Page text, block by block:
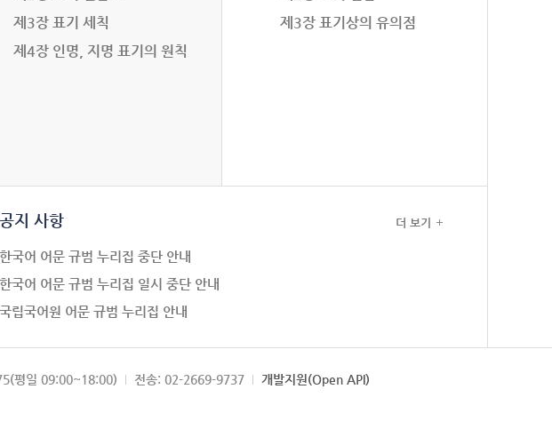
제3장 표기 세칙
제4장 인명, 지명 표기의 원칙
제3장 표기상의 유의점
공지 사항
한국어 어문 규범 누리집 중단 안내
한국어 어문 규범 누리집 일시 중단 안내
국립국어원 어문 규범 누리집 안내
더 보기
평일 09:00~18:00) 전송: 02-2669-9737 개발지원(Open API)